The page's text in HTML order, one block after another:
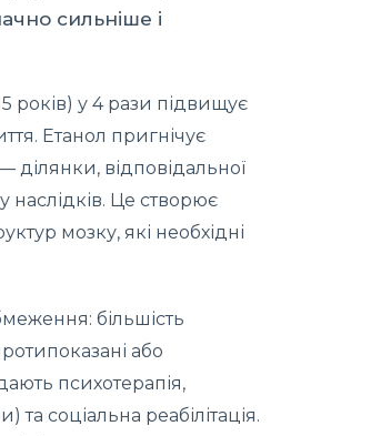
сильніше і
у 4 рази підвищує
Етанол пригнічує
ділянки, відповідальної
наслідків. Це створює
мозку, які необхідні
більшість
або
психотерапія,
соціальна реабілітація.